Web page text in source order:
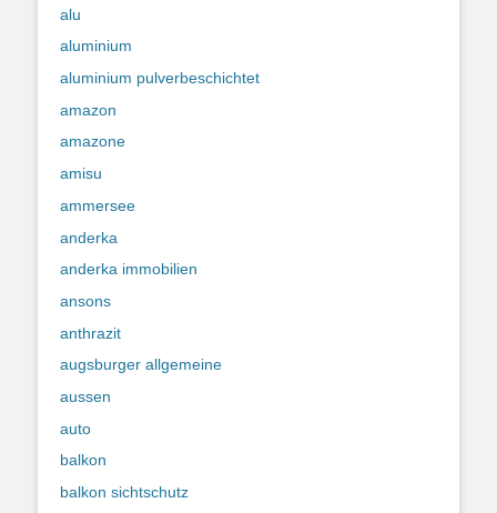
alu
aluminium
aluminium pulverbeschichtet
amazon
amazone
amisu
ammersee
anderka
anderka immobilien
ansons
anthrazit
augsburger allgemeine
aussen
auto
balkon
balkon sichtschutz